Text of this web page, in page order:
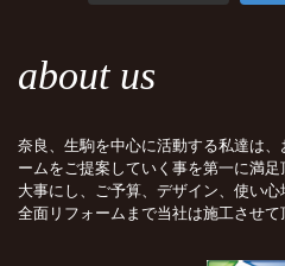
about us
奈良、生駒を中心に活動する私達は
ームをご提案していく事を第一に満
大事にし、ご予算、デザイン、使い
全面リフォームまで当社は施工させて